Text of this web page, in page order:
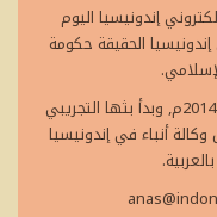
إندونيسيا اليوم
الحقيقة حكومة
وتأسس إندونيسيا اليوم في 24 ابريل عام 2014م, وبدأ بثها التجريبي
أوائل وكالة أنباء في إندونيسيا